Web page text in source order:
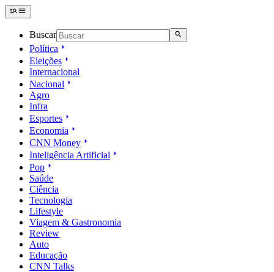
Buscar
Política
Eleições
Internacional
Nacional
Agro
Infra
Esportes
Economia
CNN Money
Inteligência Artificial
Pop
Saúde
Ciência
Tecnologia
Lifestyle
Viagem & Gastronomia
Review
Auto
Educação
CNN Talks